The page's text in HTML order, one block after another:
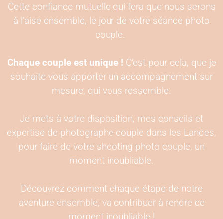
Cette confiance mutuelle qui fera que nous serons
à l’aise ensemble, le jour de votre séance photo
couple.
Chaque couple est unique ! C’est pour cela, que je
souhaite vous apporter un accompagnement sur
mesure, qui vous ressemble.
Je mets à votre disposition, mes conseils et
expertise de photographe couple dans les Landes,
pour faire de votre shooting photo couple, un
moment inoubliable.
Découvrez comment chaque étape de notre
aventure ensemble, va contribuer à rendre ce
moment inoubliable !